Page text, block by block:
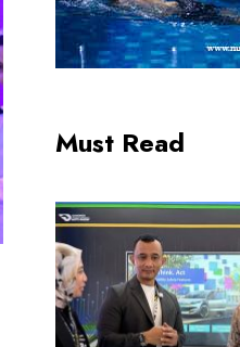
Must Read